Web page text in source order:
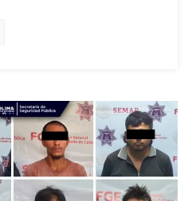
Personas
Perdieron
La
Vida,
Hombre